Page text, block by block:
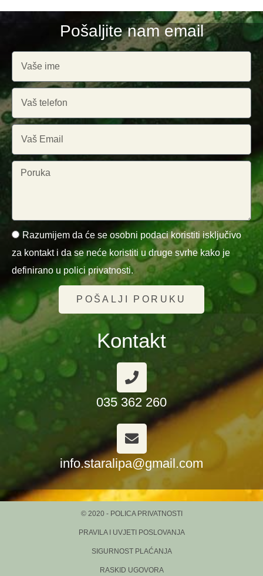
Pošaljite nam email
Razumijem da će se osobni podaci koristiti isključivo
za kontakt i da se neće koristiti u druge svrhe kako je
definirano u polici privatnosti.
POŠALJI PORUKU
Kontakt
035 362 260
info.staralipa@gmail.com
© 2020 - POLICA PRIVATNOSTI
PRAVILA I UVJETI POSLOVANJA
SIGURNOST PLAĆANJA
RASKID UGOVORA